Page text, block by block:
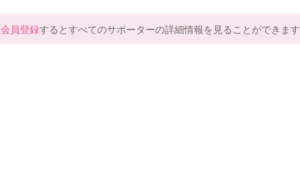
会員登録するとすべてのサポーターの詳細情報を見ることができます